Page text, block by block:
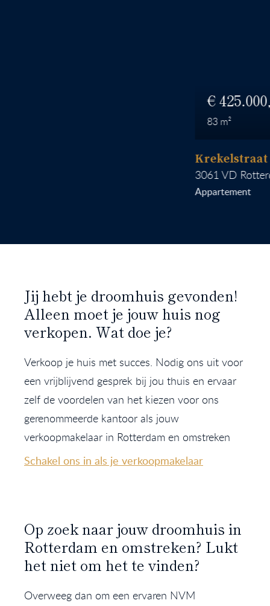
425.000
Krekelstraat 6 B
3061 VD Rotterdam
Appartement
Jij hebt je droomhuis gevonden!
Alleen moet je jouw huis nog
verkopen. Wat doe je?
Verkoop je huis met succes. Nodig ons uit voor
een vrijblijvend gesprek bij jou thuis en ervaar
zelf de voordelen van het kiezen voor ons
gerenommeerde kantoor als jouw
verkoopmakelaar in Rotterdam en omstreken
Schakel ons in als je verkoopmakelaar
Op zoek naar jouw droomhuis in
Rotterdam en omstreken? Lukt
het niet om het te vinden?
Overweeg dan om een ervaren NVM